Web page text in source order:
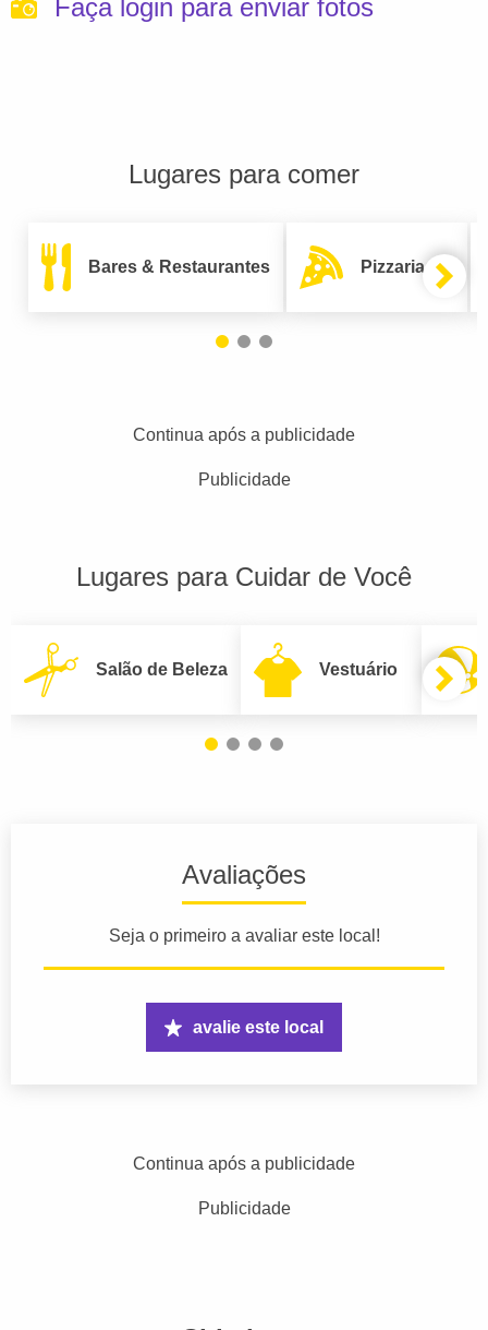
Faça login para enviar fotos
Lugares para comer
Bares & Restaurantes Pizzarias
Continua após a publicidade
Publicidade
Lugares para Cuidar de Você
Salão de Beleza Vestuário
Avaliações
Seja o primeiro a avaliar este local!
avalie este local
Continua após a publicidade
Publicidade